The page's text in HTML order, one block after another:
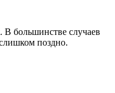
В большинстве случаев
поздно.